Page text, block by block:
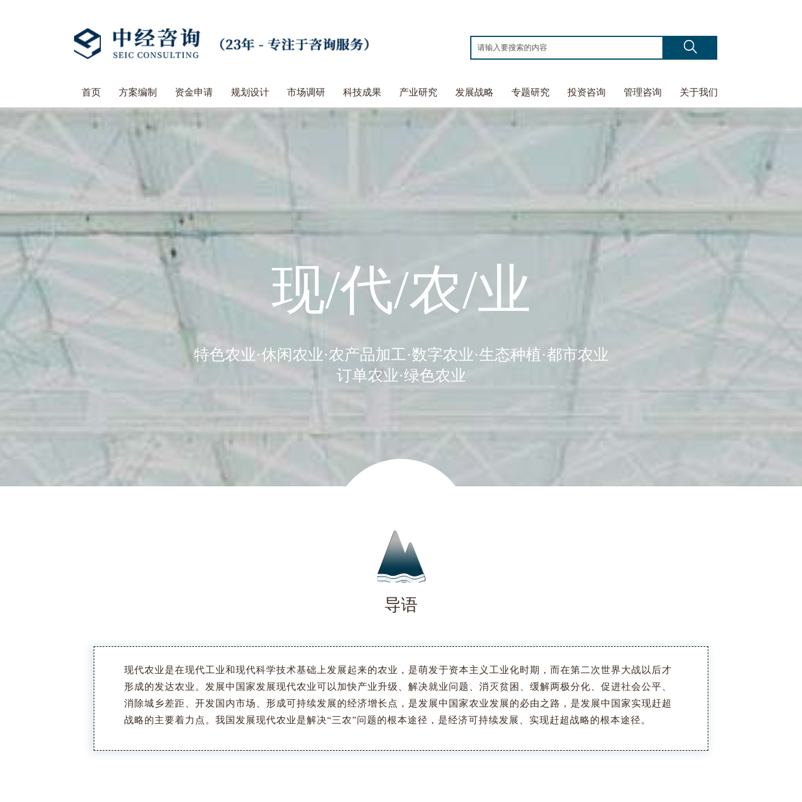
首页 方案编制 资金申请 规划设计 市场调研 科技成果 产业研究 发展战略 专题研究 投资咨询 管理咨询 关于我们
现/代/农/业
特色农业·休闲农业·农产品加工·数字农业·生态种植·都市农业
订单农业·绿色农业
导语
现代农业是在现代工业和现代科学技术基础上发展起来的农业，是萌发于资本主义工业化时期，而在第二次世界大战以后才
形成的发达农业。发展中国家发展现代农业可以加快产业升级、解决就业问题、消灭贫困、缓解两极分化、促进社会公平、
消除城乡差距、开发国内市场、形成可持续发展的经济增长点，是发展中国家农业发展的必由之路，是发展中国家实现赶超
战略的主要着力点。我国发展现代农业是解决“三农”问题的根本途径，是经济可持续发展、实现赶超战略的根本途径。